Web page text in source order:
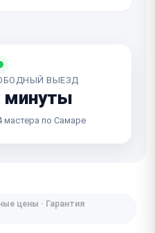
ВЫЕЗД
минуты
мастера по Самаре
цены · Гарантия